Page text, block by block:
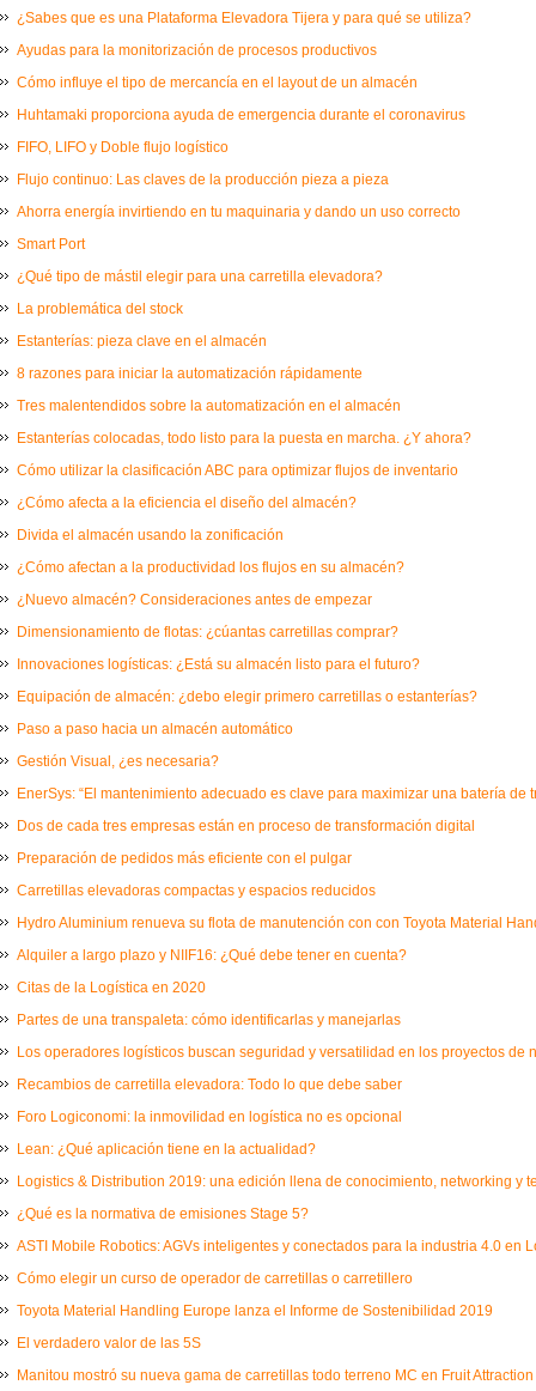
¿Sabes que es una Plataforma Elevadora Tijera y para qué se utiliza?
Ayudas para la monitorización de procesos productivos
Cómo influye el tipo de mercancía en el layout de un almacén
Huhtamaki proporciona ayuda de emergencia durante el coronavirus
FIFO, LIFO y Doble flujo logístico
Flujo continuo: Las claves de la producción pieza a pieza
Ahorra energía invirtiendo en tu maquinaria y dando un uso correcto
Smart Port
¿Qué tipo de mástil elegir para una carretilla elevadora?
La problemática del stock
Estanterías: pieza clave en el almacén
8 razones para iniciar la automatización rápidamente
Tres malentendidos sobre la automatización en el almacén
Estanterías colocadas, todo listo para la puesta en marcha. ¿Y ahora?
Cómo utilizar la clasificación ABC para optimizar flujos de inventario
¿Cómo afecta a la eficiencia el diseño del almacén?
Divida el almacén usando la zonificación
¿Cómo afectan a la productividad los flujos en su almacén?
¿Nuevo almacén? Consideraciones antes de empezar
Dimensionamiento de flotas: ¿cúantas carretillas comprar?
Innovaciones logísticas: ¿Está su almacén listo para el futuro?
Equipación de almacén: ¿debo elegir primero carretillas o estanterías?
Paso a paso hacia un almacén automático
Gestión Visual, ¿es necesaria?
EnerSys: “El mantenimiento adecuado es clave para maximizar una batería de
Dos de cada tres empresas están en proceso de transformación digital
Preparación de pedidos más eficiente con el pulgar
Carretillas elevadoras compactas y espacios reducidos
Hydro Aluminium renueva su flota de manutención con con Toyota Material
Alquiler a largo plazo y NIIF16: ¿Qué debe tener en cuenta?
Citas de la Logística en 2020
Partes de una transpaleta: cómo identificarlas y manejarlas
Los operadores logísticos buscan seguridad y versatilidad en los proyectos de
Recambios de carretilla elevadora: Todo lo que debe saber
Foro Logiconomi: la inmovilidad en logística no es opcional
Lean: ¿Qué aplicación tiene en la actualidad?
Logistics & Distribution 2019: una edición llena de conocimiento, networking y
¿Qué es la normativa de emisiones Stage 5?
ASTI Mobile Robotics: AGVs inteligentes y conectados para la industria 4.0 en
Cómo elegir un curso de operador de carretillas o carretillero
Toyota Material Handling Europe lanza el Informe de Sostenibilidad 2019
El verdadero valor de las 5S
Manitou mostró su nueva gama de carretillas todo terreno MC en Fruit Attraction